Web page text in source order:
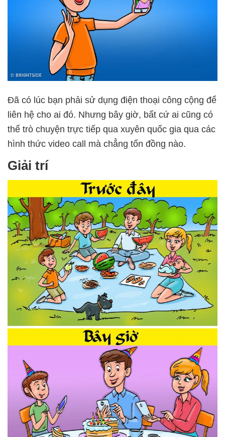
Đã có lúc bạn phải sử dụng điện thoại công cộng để
liên hệ cho ai đó. Nhưng bây giờ, bất cứ ai cũng có
thể trò chuyện trực tiếp qua xuyên quốc gia qua các
hình thức video call mà chẳng tốn đồng nào.
Giải trí